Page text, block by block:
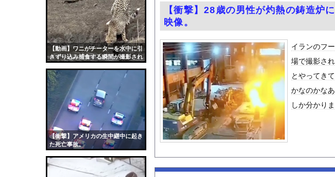
【動画】ワニがチーターを水中に引
きずり込み捕食する瞬間が撮影され
【衝撃】アメリカの生中継中に起き
た死亡事故。
瀬戸環奈さんのガラス押し付けおっぱいがメチャシコ part2
【ニュース】 韓国が熊本被災地に水を支援 ⇒ トイレの水にｗｗｗ
職場の人妻と不倫をして、ついに、、、
実証実験都市「ウーブン・シティ」が一般の居住希望者の募集開
QRコード決済やタブレットなどを使いこなせない人も居るという
中国「台風接近！」台風13号「三峡直撃予測」中国「上流大洪水
韓国国会、サッカー前代表監督を追及「なぜ負けたのか」
日本旅行キャンセルすべきか…1万年ぶり史上最大級の火山の兆し
うちのネコが目の前にいた。私が上に物を投げるフリをする → 猫
劇場版映画ちいかわTHE MOVIE、明日興行収入1兆円突破が確実
【画像】杉原杏璃とかいうエチエチ投資家
左後輪がバースト…新東名でキャンピングカーが中央分離帯に衝
【衝撃】28歳の男性が灼熱の鋳造炉
映像。
イランのフ
場で撮影さ
とやってき
かなのかな
しか分かり